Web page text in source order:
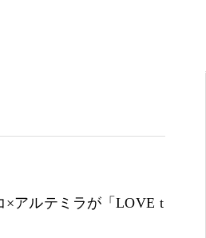
×アルテミラが「LOVE t